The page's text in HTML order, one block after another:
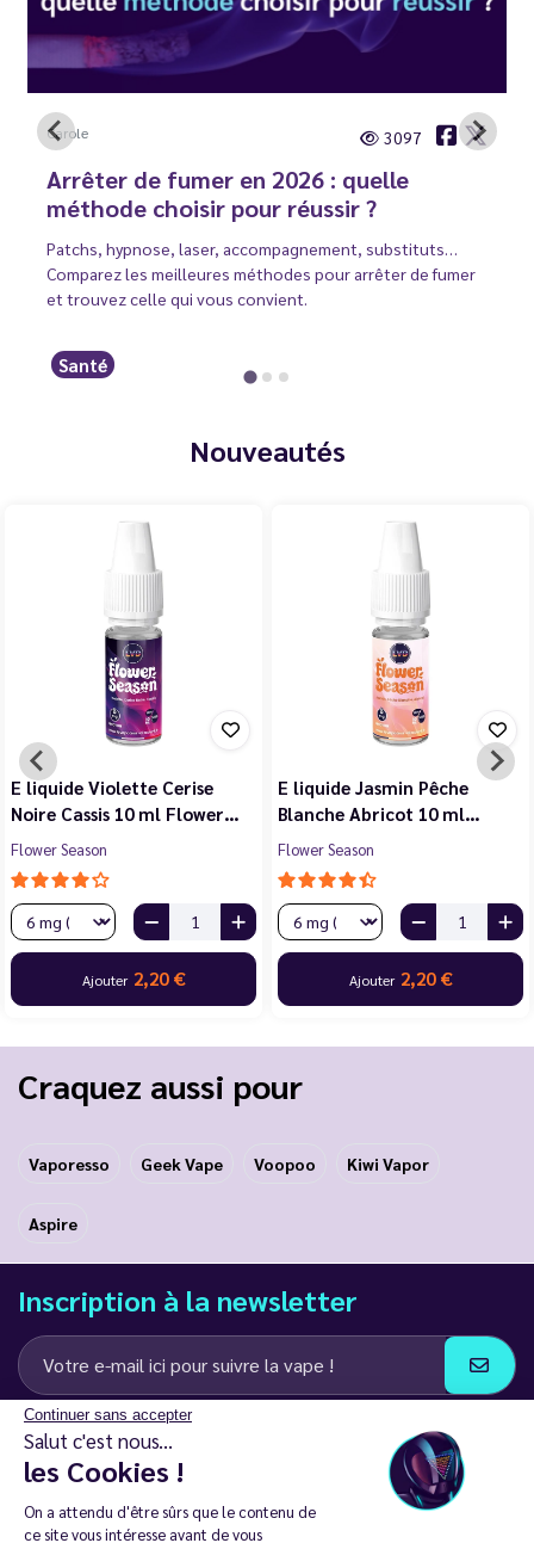
Continuer sans accepter
Salut c'est nous...
les Cookies !
On a attendu d'être sûrs que le contenu de
ce site vous intéresse avant de vous
Carole 3097
Arrêter de fumer en 2026 : quelle
méthode choisir pour réussir ?
Patchs, hypnose, laser, accompagnement, substituts…
Comparez les meilleures méthodes pour arrêter de fumer
et trouvez celle qui vous convient.
Santé
Nouveautés
E liquide Violette Cerise
Noire Cassis 10 ml Flower…
Flower Season
Ajouter 2,20 €
E liquide Jasmin Pêche
Blanche Abricot 10 ml…
Flower Season
Ajouter 2,20 €
Craquez aussi pour
Vaporesso Geek Vape Voopoo Kiwi Vapor
Aspire
Inscription à la newsletter
J’accepte de recevoir des communications e-mail et SMS de la part de
LD Groupe
Restez en contact